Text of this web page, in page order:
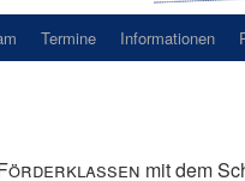
Termine Informationen
mit dem